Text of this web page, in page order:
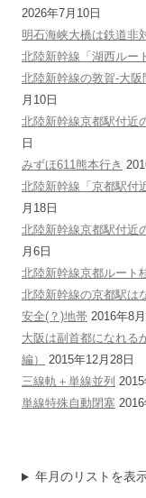
2026年7月10日
明石海峡大橋は鉄道非
北陸新幹線「湖西ルー
北陸新幹線の敦賀-大
月10日
北陸新幹線京都駅付近
日
みずほ611熊本行き
北陸新幹線「京都駅付
月18日
北陸新幹線京都駅付近
月6日
北陸新幹線京都ルート
北陸新幹線の京都駅は
安全(？)地帯 2016年8
大阪は副首都になれる
編）
2015年12月28日
三線軌＋単線並列
単線特殊自動閉塞
年月のリストを表